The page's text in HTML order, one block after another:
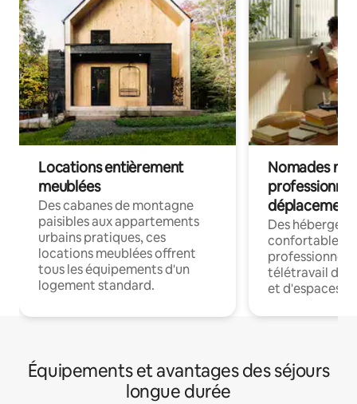
Locations entièrement
meublées
Des cabanes de montagne
paisibles aux appartements
urbains pratiques, ces
locations meublées offrent
tous les équipements d'un
logement standard.
Nomades
déplacement
Des
confortables
professionnels
télétravail
et d'espaces
Équipements et avantages des séjours
longue durée